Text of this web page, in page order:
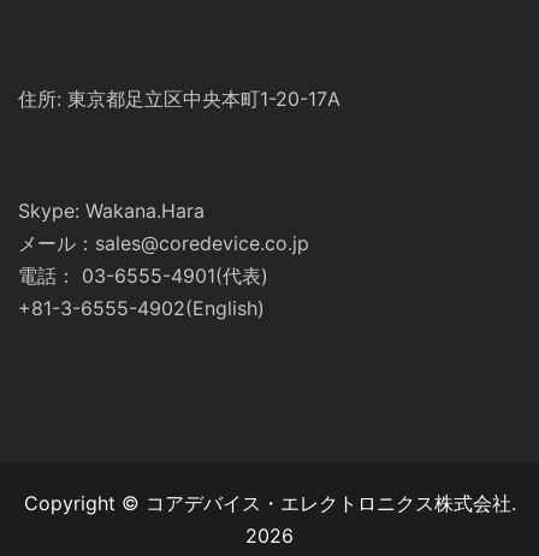
住所: 東京都足立区中央本町1-20-17A
Skype: Wakana.Hara
メール：sales@coredevice.co.jp
電話： 03-6555-4901(代表)
+81-3-6555-4902(English)
Copyright © コアデバイス・エレクトロニクス株式会社.
2026